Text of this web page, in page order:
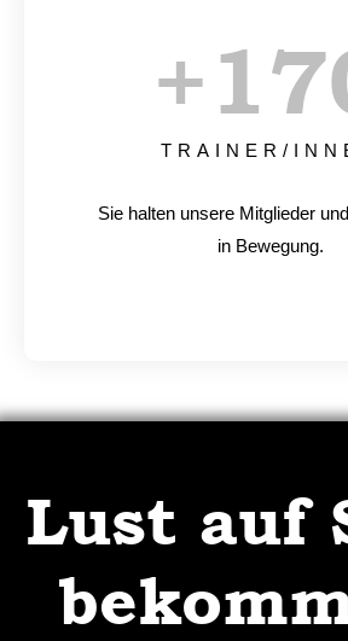
TRAINER/
+
Sie halten unsere Mitglieder
in Bewegung.
Lust auf